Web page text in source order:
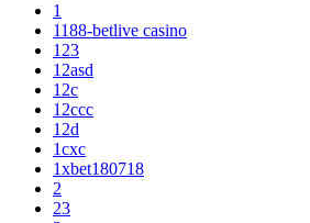
1
1188-betlive casino
123
12asd
12c
12ccc
12d
1cxc
1xbet180718
2
23